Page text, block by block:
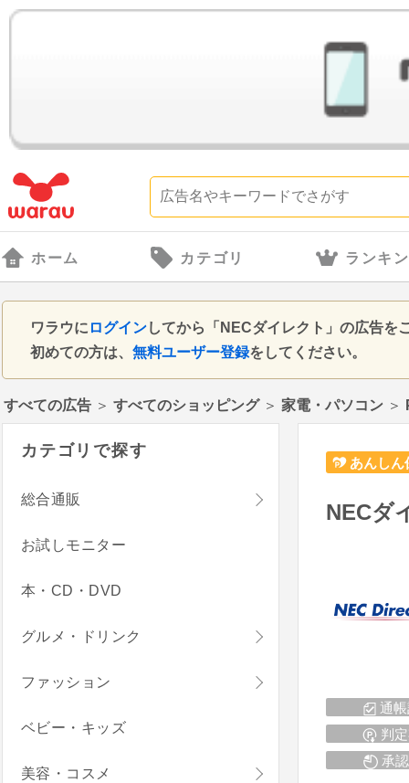
ホーム カテゴリ ランキ
ワラウに ログインしてから「NECダイレクト」の広告を
初めての方は、 無料ユーザー登録をしてください。
すべての広告 ＞ すべてのショッピング＞ 家電・パソコン ＞
あんしん
NECダ
通
判
承
カテゴリで探す
総合通販
お試しモニター
本・CD・DVD
グルメ・ドリンク
ファッション
ベビー・キッズ
美容・コスメ